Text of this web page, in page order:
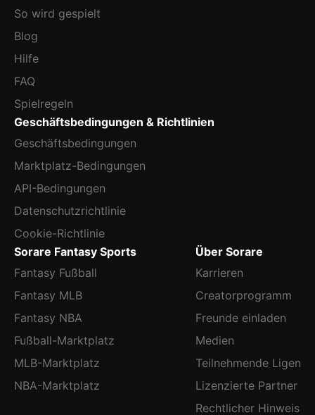
So wird gespielt
Blog
Hilfe
FAQ
Spielregeln
Geschäftsbedingungen & Richtlinien
Geschäftsbedingungen
Marktplatz-Bedingungen
API-Bedingungen
Datenschutzrichtlinie
Cookie-Richtlinie
Sorare Fantasy Sports
Fantasy Fußball
Fantasy MLB
Fantasy NBA
Fußball-Marktplatz
MLB-Marktplatz
NBA-Marktplatz
Über Sorare
Karrieren
Creatorprogramm
Freunde einladen
Medien
Teilnehmende Ligen
Lizenzierte Partner
Rechtlicher Hinweis